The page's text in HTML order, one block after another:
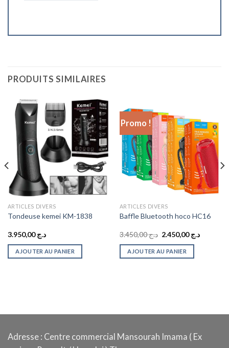
PRODUITS SIMILAIRES
ARTICLES DIVERS
Tondeuse kemei KM-1838
د.ج3.950,00
AJOUTER AU PANIER
Promo !
ARTICLES DIVERS
Baffle Bluetooth hoco HC16
د.ج3.450,00
Le
initial
était :
د.ج2.450,00
Le
AJOUTER AU PANIER
Adresse : Centre commercial Mansourah Imama ( Ex